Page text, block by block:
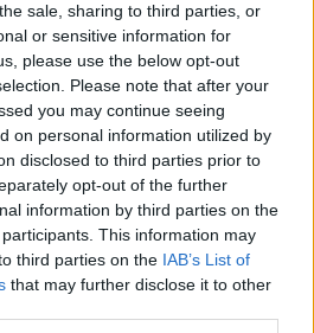
sale, sharing to third parties, or
or sensitive information for
please use the below opt-out
Please note that after your
you may continue seeing
on personal information utilized by
disclosed to third parties prior to
opt-out of the further
information by third parties on the
participants. This information may
third parties on the IAB’s List of
that may further disclose it to other
ez elég
abban, hogy egyaránt közel
népzene is. Mi bennük
a tradíciók tisztelete. A
a hagyomány? Szerinted
fontos a zenei
úgy általában a tradíciókat -